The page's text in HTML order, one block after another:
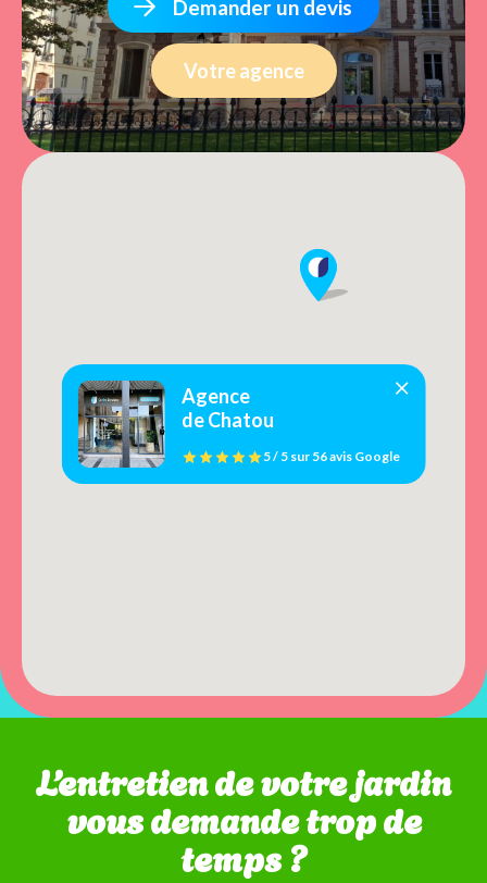
Demander un devis
Votre agence
Agence
de Chatou
5 / 5sur 56 avis Google
L’entretien de votre jardin
vous demande trop de
temps ?